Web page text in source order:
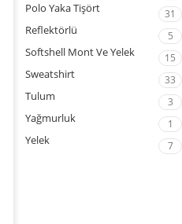
Polo Yaka Tişört 31
Reflektörlü 5
Softshell Mont Ve Yelek 15
Sweatshirt 33
Tulum 3
Yağmurluk 1
Yelek 7